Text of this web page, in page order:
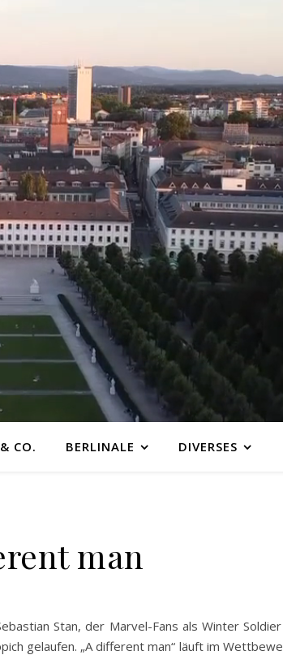
CO. BERLINALE DIVERSES
man
Stan, der Marvel-Fans als Winter
gelaufen. „A different man“ läuft im